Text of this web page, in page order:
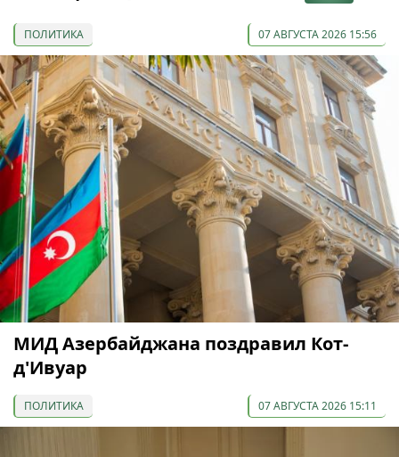
ПОЛИТИКА 07 АВГУСТА 2026 15:56
МИД Азербайджана поздравил Кот-
д'Ивуар
ПОЛИТИКА 07 АВГУСТА 2026 15:11